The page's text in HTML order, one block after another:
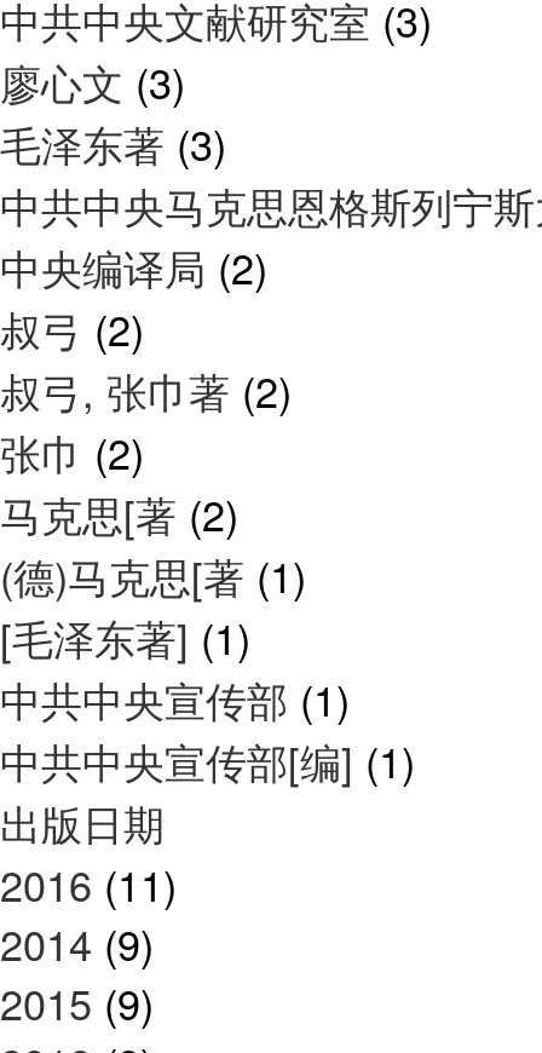
中共中央文献研究室 (3)
廖心文 (3)
毛泽东著 (3)
中共中央马克思恩格斯列宁
中央编译局 (2)
叔弓 (2)
叔弓, 张巾著 (2)
张巾 (2)
马克思[著 (2)
(德)马克思[著 (1)
[毛泽东著] (1)
中共中央宣传部 (1)
中共中央宣传部[编] (1)
出版日期
2016 (11)
2014 (9)
2015 (9)